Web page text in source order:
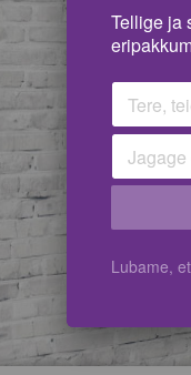
Tellige ja
Lubame,